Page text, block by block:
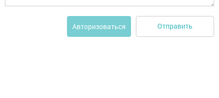
Авторизоваться Отправить